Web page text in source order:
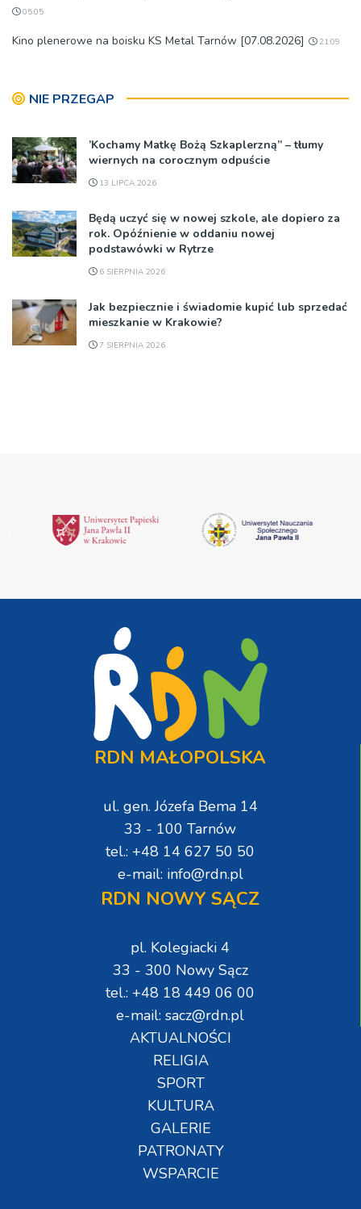
05:05
Kino plenerowe na boisku KS Metal Tarnów [07.08.2026] 21:09
NIE PRZEGAP
’Kochamy Matkę Bożą Szkaplerzną” – tłumy
wiernych na corocznym odpuście
13 LIPCA 2026
Będą uczyć się w nowej szkole, ale dopiero za
rok. Opóźnienie w oddaniu nowej
podstawówki w Rytrze
6 SIERPNIA 2026
Jak bezpiecznie i świadomie kupić lub sprzedać
mieszkanie w Krakowie?
7 SIERPNIA 2026
RDN MAŁOPOLSKA
ul. gen. Józefa Bema 14
33 - 100 Tarnów
tel.: +48 14 627 50 50
e-mail: info@rdn.pl
RDN NOWY SĄCZ
pl. Kolegiacki 4
33 - 300 Nowy Sącz
tel.: +48 18 449 06 00
e-mail: sacz@rdn.pl
AKTUALNOŚCI
RELIGIA
SPORT
KULTURA
GALERIE
PATRONATY
WSPARCIE